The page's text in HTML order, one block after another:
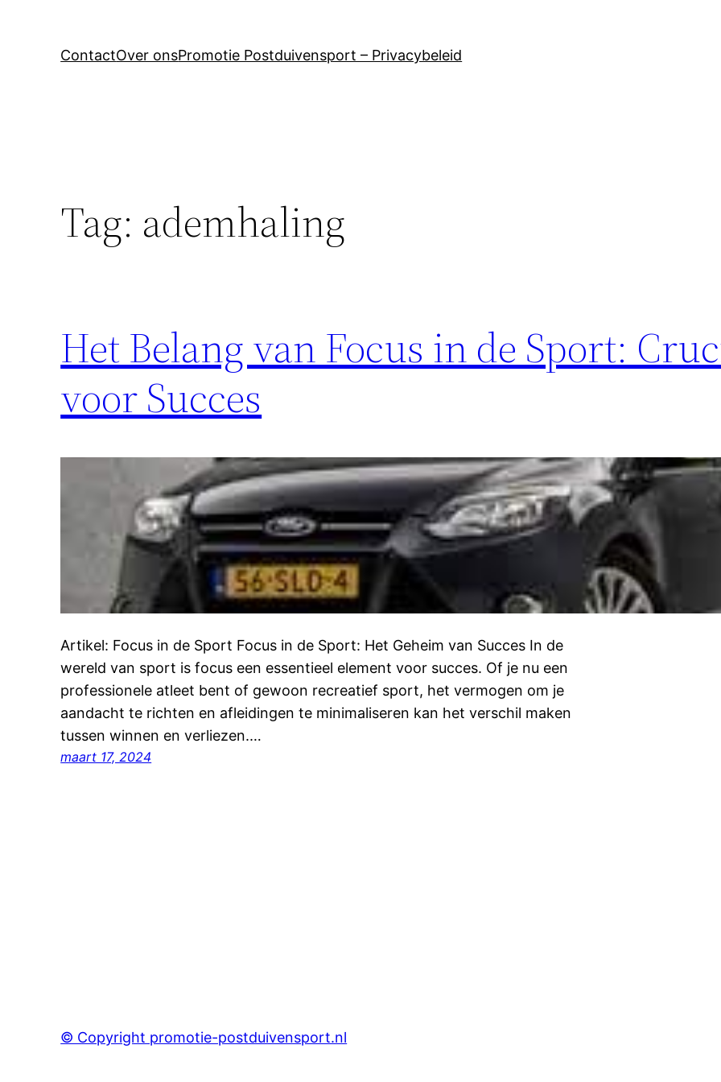
ContactOver onsPromotie Postduivensport – Privacybeleid
Tag: ademhaling
Het Belang van Focus in de Sport:
voor Succes
Artikel: Focus in de Sport Focus in de Sport: Het Geheim van Succes In de
wereld van sport is focus een essentieel element voor succes. Of je nu een
professionele atleet bent of gewoon recreatief sport, het vermogen om je
aandacht te richten en afleidingen te minimaliseren kan het verschil maken
tussen winnen en verliezen.…
maart 17, 2024
© Copyright promotie-postduivensport.nl